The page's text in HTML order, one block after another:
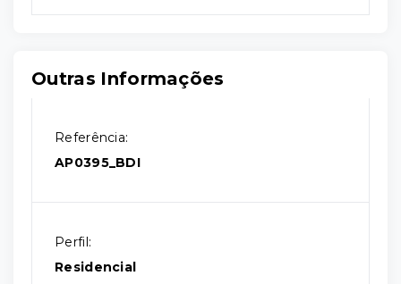
Outras Informações
Referência:
AP0395_BDI
Perfil:
Residencial